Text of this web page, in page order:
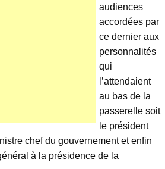
audiences
accordées par
ce dernier aux
personnalités
qui
l’attendaient
au bas de la
passerelle soit
le président
chef du gouvernement et enfin
à la présidence de la